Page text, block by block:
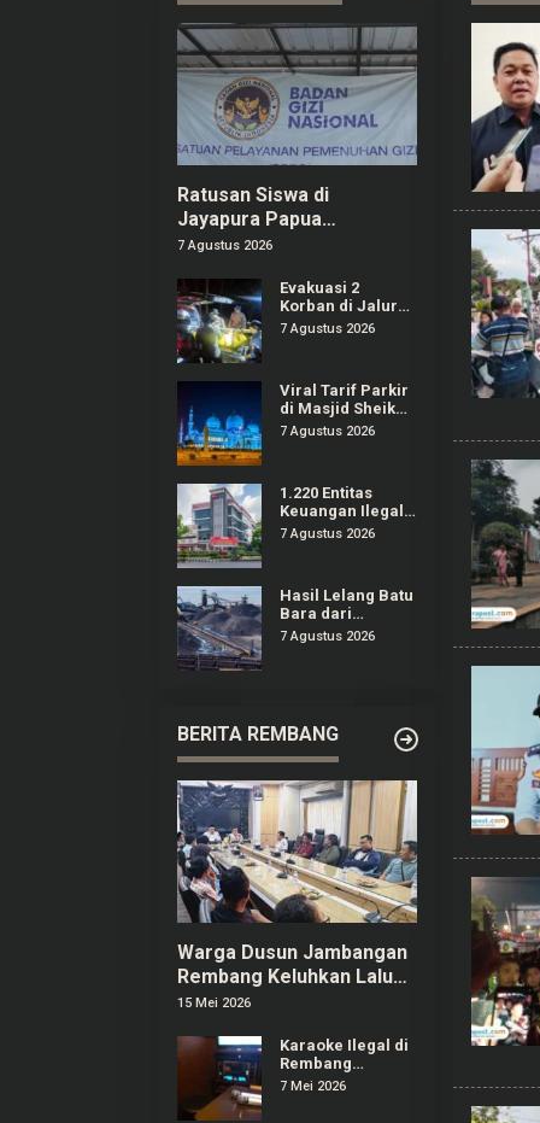
Ratusan Siswa di
Jayapura Papua
Keracunan MBG, Kepala
7 Agustus 2026
Evakuasi 2
Korban di Jalur
Pendakian
7 Agustus 2026
Viral Tarif Parkir
di Masjid Sheikh
Zayed Solo Tak
7 Agustus 2026
1.220 Entitas
Keuangan Ilegal
Berhasil Ditindak
7 Agustus 2026
Hasil Lelang Batu
Bara dari
Penegakan
7 Agustus 2026
BERITA REMBANG
Warga Dusun Jambangan
Rembang Keluhkan Lalu
Lintas dan Limbah SPPG
15 Mei 2026
Karaoke Ilegal di
Rembang
Menjamur,
7 Mei 2026